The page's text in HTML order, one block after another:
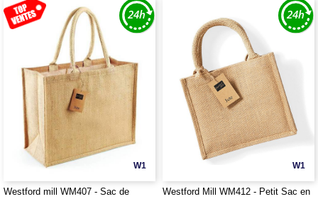
W1
Westford mill WM407 - Sac de
W1
Westford Mill WM412 - Petit Sac en